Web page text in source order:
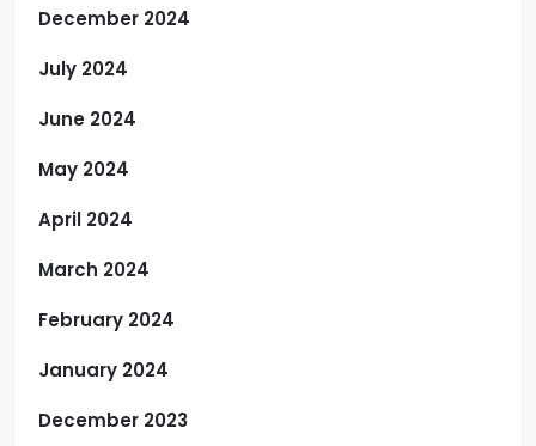
December 2024
July 2024
June 2024
May 2024
April 2024
March 2024
February 2024
January 2024
December 2023